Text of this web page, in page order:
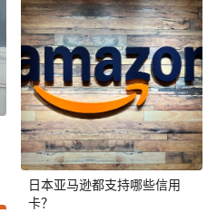
日本亚马逊都支持哪些信用
卡？